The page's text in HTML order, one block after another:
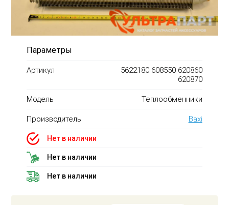
Параметры
Артикул
5622180 608550 620860
620870
Модель Теплообменники
Производитель Baxi
Нет в наличии
Нет в наличии
Нет в наличии